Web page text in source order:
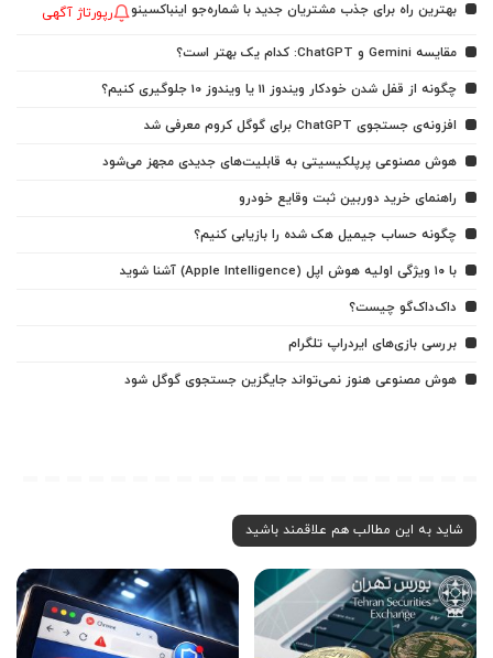
بهترین راه برای جذب مشتریان جدید با شماره‌جو اینباکسینو رپورتاژ آگهی
مقایسه Gemini و ChatGPT: کدام یک بهتر است؟
چگونه از قفل شدن خودکار ویندوز 11 یا ویندوز 10 جلوگیری کنیم؟
افزونه‌ی جستجوی ChatGPT برای گوگل کروم معرفی شد
هوش مصنوعی پرپلکیسیتی به قابلیت‌های جدیدی مجهز می‌شود
راهنمای خرید دوربین ثبت وقایع خودرو
چگونه حساب جیمیل هک شده را بازیابی کنیم؟
با ۱۰ ویژگی اولیه هوش اپل (Apple Intelligence) آشنا شوید
داک‌داک‌گو چیست؟
بررسی بازی‌های ایردراپ تلگرام
هوش مصنوعی هنوز نمی‌تواند جایگزین جستجوی گوگل شود
شاید به این مطالب هم علاقمند باشید